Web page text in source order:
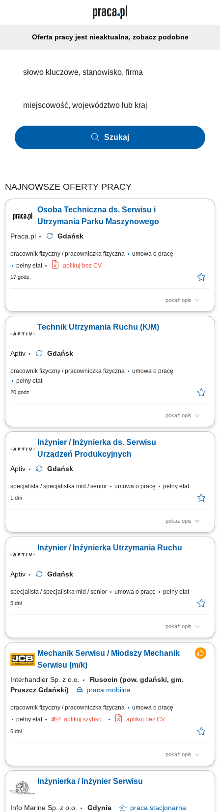
Oferta pracy jest nieaktualna, zobacz podobne
Szukaj
NAJNOWSZE OFERTY PRACY
Osoba Techniczna ds. Serwisu i
Utrzymania Parku Maszynowego
Praca.pl Gdańsk
pracownik fizyczny / pracowniczka fizyczna
umowa o pracę
pełny etat
aplikuj bez CV
17 godz.
pokaż opis
Opis stanowiska Zapewnianie pełnej ciągłości operacyjnej oraz
produkcyjnych. Przeprowadzanie okresowych konserwacji, przeglądów
technicznych oraz bieżących napraw aparatury montażowej, pakującej i
Technik Utrzymania Ruchu (K/M)
Aptiv Gdańsk
pracownik fizyczny / pracowniczka fizyczna
umowa o pracę
pełny etat
20 godz.
pokaż opis
Miejsce pracy: Gdańsk Wymagania: Wykształcenie techniczne. Gotowość
obsłudze i serwisowaniu maszyn do produkcji seryjnej (montaż, test,
pakowanie) Mile widziane będzie doświadczenie w zakresie obsługi
Inżynier / Inżynierka ds. Serwisu
Urządzeń Produkcyjnych
Aptiv Gdańsk
specjalista / specjalistka mid / senior umowa o pracę pełny etat
1 dni
pokaż opis
Zadania Bieżący nadzór nad kondycją technologiczną maszyn i ich
techniczne w celu utrzymania ciągłości procesów. Prowadzenie
konserwacji zapobiegawczej i prewencyjnej aparatury produkcyjnej.
Inżynier / Inźynierka Utrzymania Ruchu
Aptiv Gdańsk
specjalista / specjalistka mid / senior umowa o pracę pełny etat
5 dni
pokaż opis
Zadania Analizowanie awarii i wdrażanie rozwiązań zapobiegających ich
gwarantujący płynne uruchomienie procesów. Nadzór nad poprawnością
działania robotów oraz systemów transportu wewnętrznego.
Mechanik Serwisu / Młodszy Mechanik
Serwisu (m/k)
Interhandler Sp. z o.o.
Rusocin (pow. gdański, gm.
Pruszcz Gdański)
praca mobilna
pracownik fizyczny / pracowniczka fizyczna
umowa o pracę
pełny etat
aplikuj szybko aplikuj bez CV
6 dni
pokaż opis
Opis stanowiska: wykonywanie napraw gwarancyjnych i
klientów PracodawcyInżynierka / Inżynier Serwisu
Info Marine Sp. z o.o. Gdynia praca stacjonarna